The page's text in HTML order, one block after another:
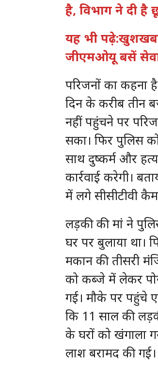
है, विभाग ने दी है
यह भी
जीएमओयू बसें
परिजनों का कहना
दिन के करीब तीन
नहीं पहुंचने पर
सका। फिर पुलिस
साथ दुष्कर्म और
कार्रवाई करेगी।
में लगे सीसीटीवी
लड़की की मां ने
घर पर बुलाया था।
मकान की तीसरी
को कब्जे में लेकर
गई। मौके पर पहुंचे
कि 11 साल की
के घरों को खंगाला
लाश बरामद की गई।